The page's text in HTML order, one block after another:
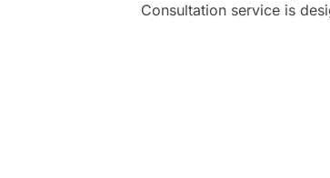
Consultation service is